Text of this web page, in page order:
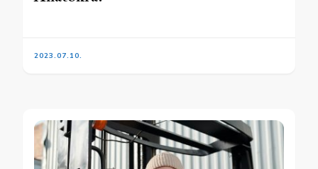
2023.07.10.